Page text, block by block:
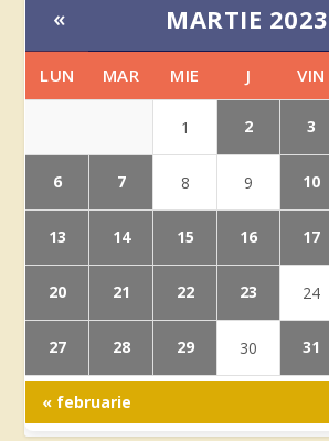
« MARTIE 2023
LUN MAR MIE J VIN
1 2 3
6 7 8 9 10
13 14 15 16 17
20 21 22 23 24
27 28 29 30 31
« februarie